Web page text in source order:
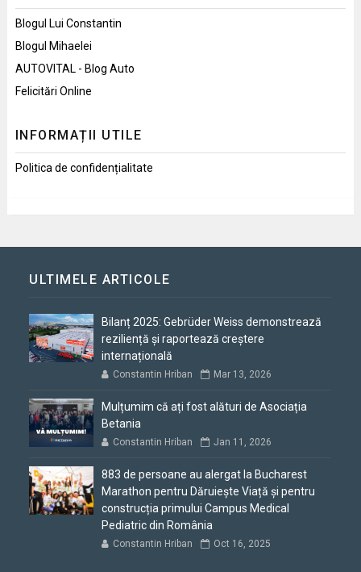
Blogul Lui Constantin
Blogul Mihaelei
AUTOVITAL - Blog Auto
Felicitări Online
INFORMAȚII UTILE
Politica de confidențialitate
ULTIMELE ARTICOLE
Bilanț 2025: Gebrüder Weiss demonstrează
reziliență și raportează creștere
internațională
Constantin Hriban Mar 13, 2026
Mulțumim că ați fost alături de Asociația
Betania
Constantin Hriban Jan 11, 2026
883 de persoane au alergat la Bucharest
Marathon pentru Dăruiește Viață și pentru
construcția primului Campus Medical
Pediatric din România
Constantin Hriban Oct 16, 2025